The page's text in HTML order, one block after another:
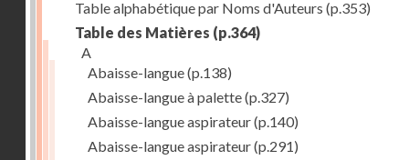
Table alphabétique par Noms d'Auteurs (p.353)
Table des Matières (p.364)
A
Abaisse-langue(p.138)
Abaisse-langue à palette(p.327)
Abaisse-langue aspirateur(p.140)
Abaisse-langue aspirateur(p.291)